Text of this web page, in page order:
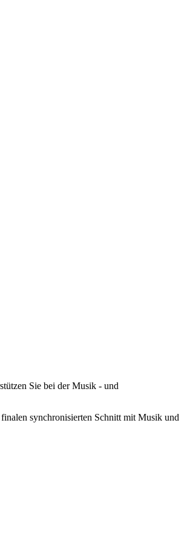
Sie bei der Musik - und
synchronisierten Schnitt mit Musik und